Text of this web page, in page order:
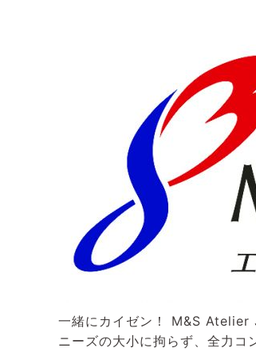
一緒にカイゼン！ M&S Atelier
ニーズの大小に拘らず、全力コ